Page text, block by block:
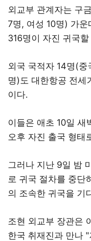
외교부 관계자는 구
7명, 여성 10명) 가
316명이 자진 귀국
외국 국적자 14명(중
명)도 대한항공 전세
이다.
이들은 애초 10일 새
오후 자진 출국 형태
그러나 지난 9일 밤
로 귀국 절차를 중단
의 조속한 귀국을 기
조현 외교부 장관은
한국 취재진과 만나